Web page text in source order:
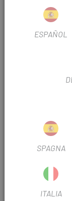
Tranne
tempi di
Piatto
M5100-2/FC-
ESPAÑOL
SPAGNA
ITALIA